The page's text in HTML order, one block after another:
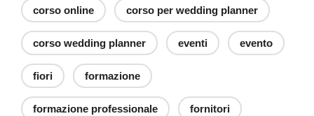
corso online corso per wedding planner
corso wedding planner eventi evento
fiori formazione
formazione professionale fornitori